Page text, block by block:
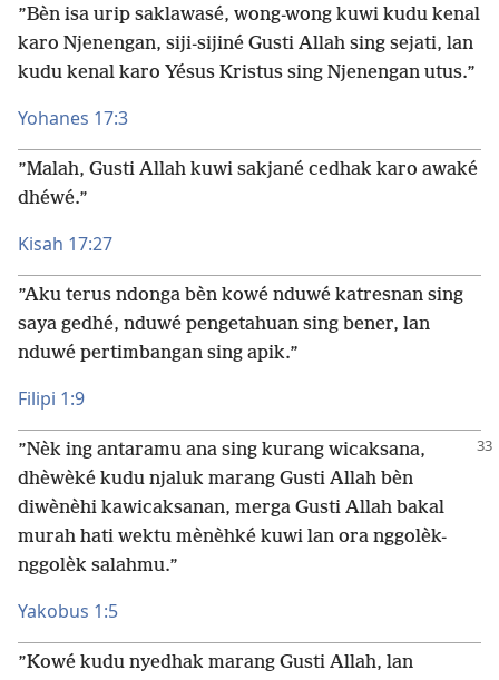
”Bèn isa urip saklawasé, wong-wong kuwi kudu kenal
karo Njenengan, siji-sijiné Gusti Allah sing sejati, lan
kudu kenal karo Yésus Kristus sing Njenengan utus.”
Yohanes 17:3
”Malah, Gusti Allah kuwi sakjané cedhak karo awaké
dhéwé.”
Kisah 17:27
”Aku terus ndonga bèn kowé nduwé katresnan sing
saya gedhé, nduwé pengetahuan sing bener, lan
nduwé pertimbangan sing apik.”
Filipi 1:9
”Nèk ing antaramu ana sing kurang wicaksana,
dhèwèké kudu njaluk marang Gusti Allah bèn
diwènèhi kawicaksanan, merga Gusti Allah bakal
murah hati wektu mènèhké kuwi lan ora nggolèk-
nggolèk salahmu.”
Yakobus 1:5
”Kowé kudu nyedhak marang Gusti Allah, lan